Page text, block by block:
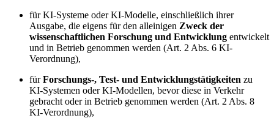
für KI‑Systeme oder KI‑Modelle, einschließlich ihrer
Ausgabe, die eigens für den alleinigen Zweck der
wissenschaftlichen Forschung und Entwicklung entwickelt
und in Betrieb genommen werden (Art. 2 Abs. 6 KI-
Verordnung),
fürForschungs-, Test- und Entwicklungstätigkeiten zu
KI‑Systemen oder KI‑Modellen, bevor diese in Verkehr
gebracht oder in Betrieb genommen werden (Art. 2 Abs. 8
KI-Verordnung),